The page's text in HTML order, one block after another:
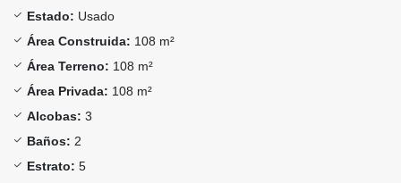
Estado: Usado
Área Construida: 108 m²
Área Terreno: 108 m²
Área Privada: 108 m²
Alcobas: 3
Baños: 2
Estrato: 5